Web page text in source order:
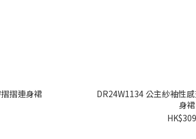
摺連身裙
DR24W1134 公主紗袖性
身裙